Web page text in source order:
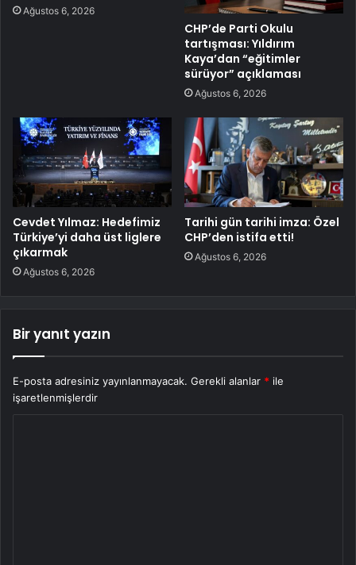
Ağustos 6, 2026
CHP’de Parti Okulu
tartışması: Yıldırım
Kaya’dan “eğitimler
sürüyor” açıklaması
Ağustos 6, 2026
Cevdet Yılmaz: Hedefimiz
Türkiye’yi daha üst liglere
çıkarmak
Ağustos 6, 2026
Tarihi gün tarihi imza: Özel
CHP’den istifa etti!
Ağustos 6, 2026
Bir yanıt yazın
E-posta adresiniz yayınlanmayacak. Gerekli alanlar * ile
işaretlenmişlerdir